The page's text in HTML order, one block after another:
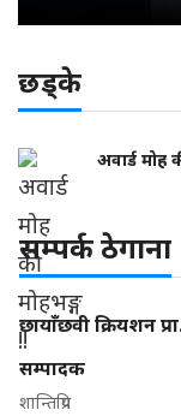
छड्के
अवार्ड मोह
सम्पर्क ठेगाना
छायाँछवी क्रियशन
सम्पादक
शान्तिप्रिय